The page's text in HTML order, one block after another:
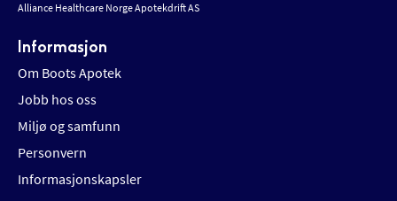
Alliance Healthcare Norge Apotekdrift AS
Informasjon
Om Boots Apotek
Jobb hos oss
Miljø og samfunn
Personvern
Informasjonskapsler